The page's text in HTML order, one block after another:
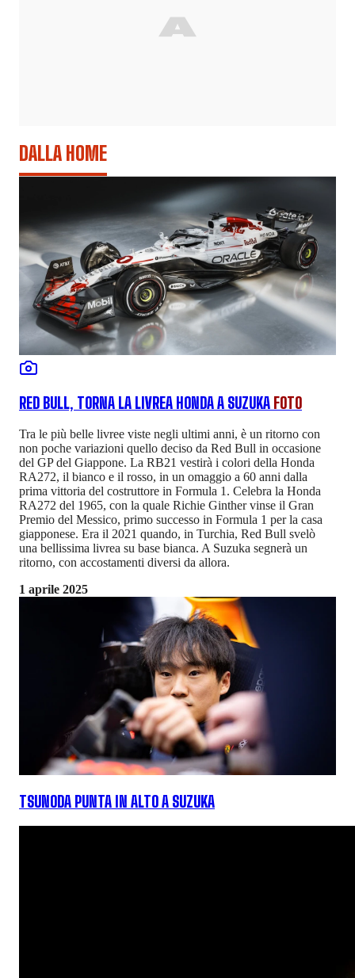
DALLA HOME
RED BULL, TORNA LA LIVREA HONDA A SUZUKA FOTO
Tra le più belle livree viste negli ultimi anni, è un ritorno con
non poche variazioni quello deciso da Red Bull in occasione
del GP del Giappone. La RB21 vestirà i colori della Honda
RA272, il bianco e il rosso, in un omaggio a 60 anni dalla
prima vittoria del costruttore in Formula 1. Celebra la Honda
RA272 del 1965, con la quale Richie Ginther vinse il Gran
Premio del Messico, primo successo in Formula 1 per la casa
giapponese. Era il 2021 quando, in Turchia, Red Bull svelò
una bellissima livrea su base bianca. A Suzuka segnerà un
ritorno, con accostamenti diversi da allora.
1 aprile 2025
TSUNODA PUNTA IN ALTO A SUZUKA